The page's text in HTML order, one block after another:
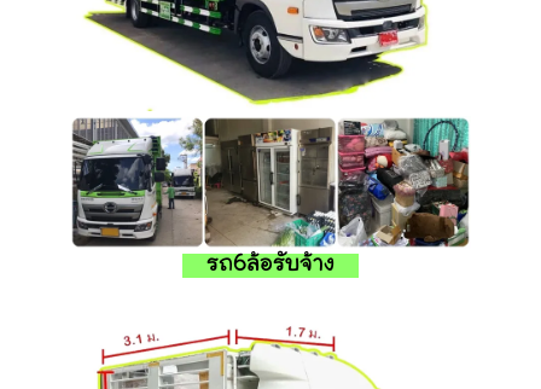
รถ6ล้อรับจ้าง